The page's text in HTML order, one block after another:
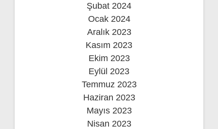
Şubat 2024
Ocak 2024
Aralık 2023
Kasım 2023
Ekim 2023
Eylül 2023
Temmuz 2023
Haziran 2023
Mayıs 2023
Nisan 2023